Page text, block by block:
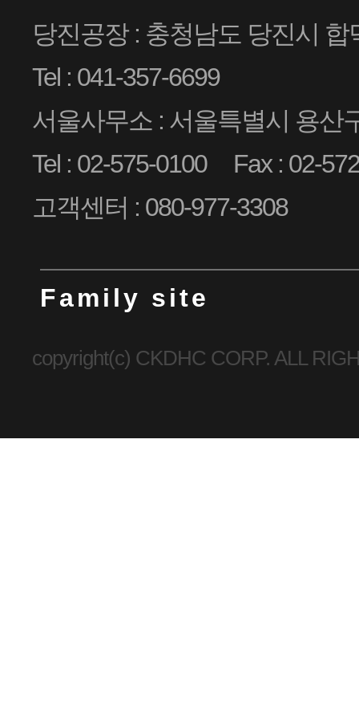
당진공장 : 충청남도 당진시
Tel : 041-357-6699
서울사무소 : 서울특별시 용산
Tel : 02-575-0100
Fax : 02-
고객센터 : 080-977-3308
Family site
copyright(c) CKDHC CORP. ALL